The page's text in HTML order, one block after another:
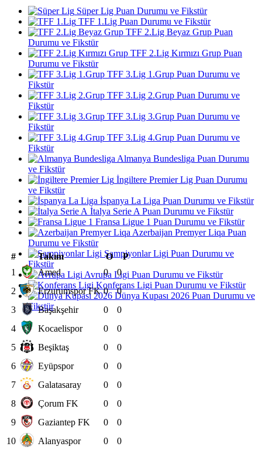
Süper Lig Puan Durumu ve Fikstür
TFF 1.Lig Puan Durumu ve Fikstür
TFF 2.Lig Beyaz Grup Puan
Durumu ve Fikstür
TFF 2.Lig Kırmızı Grup Puan
Durumu ve Fikstür
TFF 3.Lig 1.Grup Puan Durumu ve
Fikstür
TFF 3.Lig 2.Grup Puan Durumu ve
Fikstür
TFF 3.Lig 3.Grup Puan Durumu ve
Fikstür
TFF 3.Lig 4.Grup Puan Durumu ve
Fikstür
Almanya Bundesliga Puan Durumu
ve Fikstür
İngiltere Premier Lig Puan Durumu
ve Fikstür
İspanya La Liga Puan Durumu ve Fikstür
İtalya Serie A Puan Durumu ve Fikstür
Fransa Ligue 1 Puan Durumu ve Fikstür
Azerbaijan Premyer Liqa Puan
Durumu ve Fikstür
Şampiyonlar Ligi Puan Durumu ve
Fikstür
Avrupa Ligi Puan Durumu ve Fikstür
Konferans Ligi Puan Durumu ve Fikstür
Dünya Kupası 2026 Puan Durumu ve
Fikstür
# Takım O
P
1
Amed 0
0
2
Erzurumspor FK 0
0
3
Başakşehir 0
0
4
Kocaelispor 0
0
5
Beşiktaş 0
0
6
Eyüpspor 0
0
7
Galatasaray 0
0
8
Çorum FK 0
0
9
Gaziantep FK 0
0
10
Alanyaspor 0 0